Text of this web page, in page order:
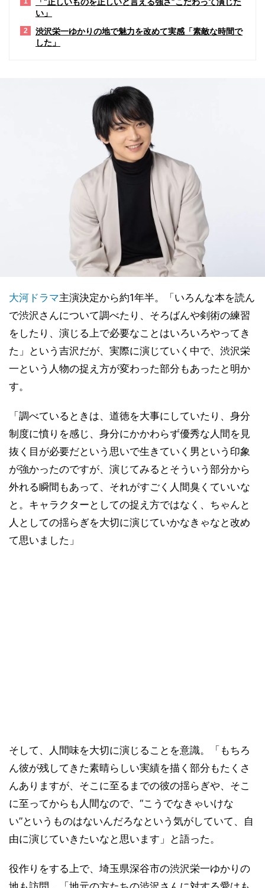
い」
2
渋沢栄一ゆかりの地で魅力を改めて実感「素敵な時間で
した」
大河ドラマ主演決定から約1年半。「いろんな本を読ん
で渋沢さんについて調べたり、そろばんや剣術の練習
をしたり、演じる上で必要なことはいろいろやってき
た」という吉沢だが、実際に演じていく中で、渋沢栄
一という人物の捉え方が変わった部分もあったと明か
す。
「調べているときは、道徳を大事にしていたり、身分
制度に憤りを感じ、身分にかかわらず優秀な人間を見
抜く目が必要だという思いで生きていく男という印象
が強かったのですが、演じてみるとそういう部分から
外れる瞬間もあって、それがすごく人間臭くていいな
と。キャラクターとしての捉え方ではなく、ちゃんと
人としての揺らぎを大切に演じていかなきゃなと改め
て思いました」
そして、人間味を大切に演じることを意識。「もちろ
ん彼が残してきた素晴らしい実績を描く部分もたくさ
んありますが、そこに至るまでの彼の揺らぎや、そこ
に至ってからも人間なので、“こうでなきゃいけな
い”というものはないんだろなという気がしていて、自
由に演じていきたいなと思います」と語った。
役作りをする上で、埼玉県深谷市の渋沢栄一ゆかりの